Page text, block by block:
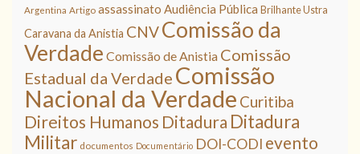
Argentina Artigo assassinato Audiência Pública Brilhante Ustra
Caravana da Anistia CNVComissão da
Verdade Comissão de Anistia Comissão
Estadual da Verdade Comissão
Nacional da Verdade Curitiba
Direitos Humanos Ditadura Ditadura
Militar documentos Documentário DOI-CODI evento